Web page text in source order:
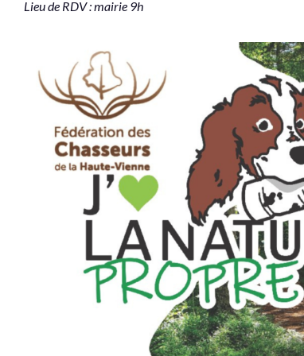
Lieu de RDV : mairie 9h